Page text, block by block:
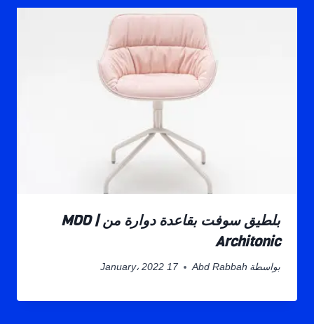
بلطيق سوفت بقاعدة دوارة من MDD |
Architonic
بواسطة Abd Rabbah 17 January، 2022